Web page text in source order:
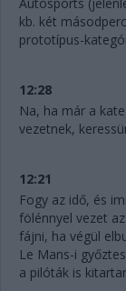
kb. két
prototípus-
12:28
Na, ha már a
vezetnek,
12:21
Fogy az idő, és
fölénnyel vezet
fájni, ha végül
Le Mans-i
a pilóták is